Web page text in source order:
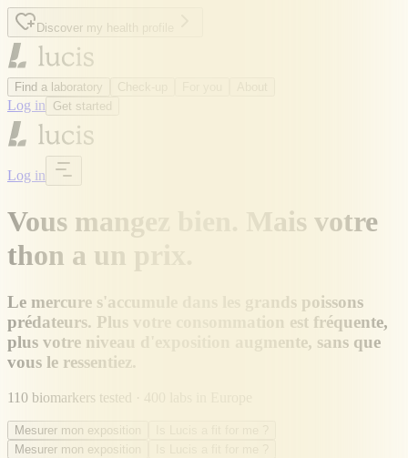
Discover my health profile
Find a laboratory Check-up
Log in Get started
Log in
Vous mangez bien. Mais votre
thon a un prix.
Le mercure s'accumule dans les grands poissons
prédateurs. Plus votre consommation est fréquente,
plus votre niveau d'exposition augmente, sans que
vous le ressentiez.
110 biomarkers tested · 400 labs in Europe
Mesurer mon exposition
Mesurer mon exposition